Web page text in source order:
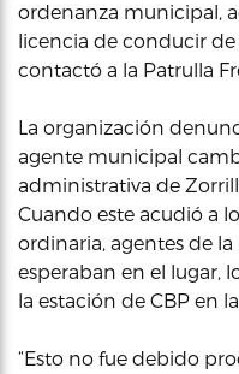
ordenanza municipal,
licencia de conducir de
contactó a la Patrulla
La organización
agente municipal
administrativa de
Cuando este acudió a
ordinaria, agentes de
esperaban en el lugar,
la estación de CBP en
“Esto no fue debido